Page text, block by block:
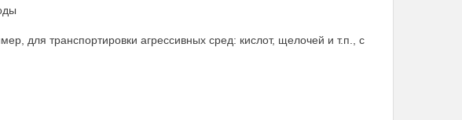
для транспортировки агрессивных сред: кислот, щелочей и т.п., с